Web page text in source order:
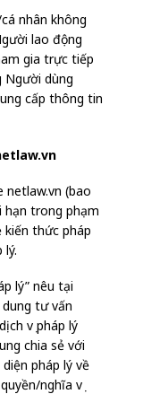
nhân không
lao động
gia trực tiếp
Người dùng
cấp thông tin
netlaw.vn (bao
hạn trong phạm
kiến thức pháp
lý.
lý” nêu tại
tư vấn
vụ pháp lý
chia sẻ với
pháp lý về
nghĩa vụ